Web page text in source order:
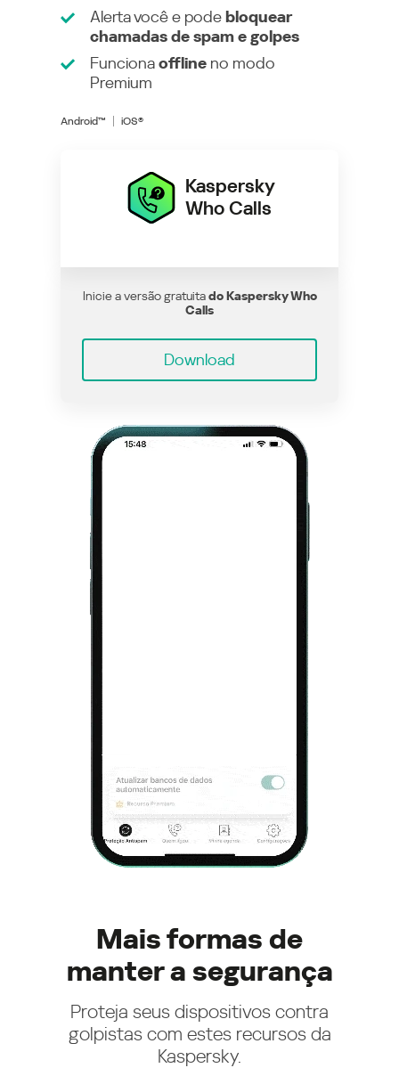
Alerta você e podebloquear
chamadas de spam e golpes
Funcionaoffline no modo
Premium
Android™ iOS®
Kaspersky
Who Calls
Inicie a versão gratuitado Kaspersky Who
Calls
Download
Mais formas de
manter a segurança
Proteja seus dispositivos contra
golpistas com estes recursos da
Kaspersky.